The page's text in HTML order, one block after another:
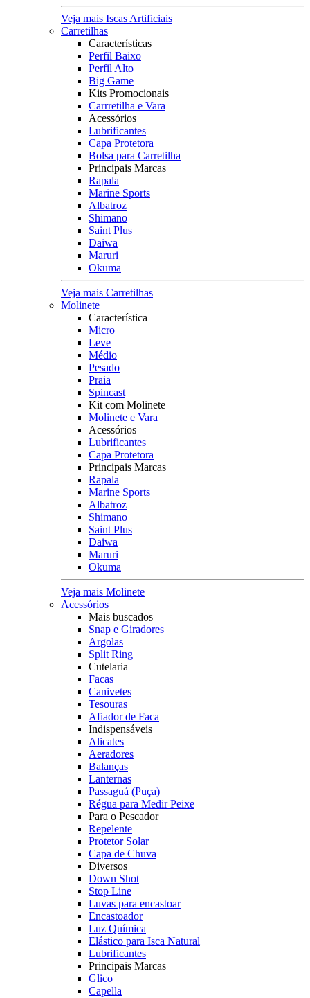
Veja mais Iscas Artificiais
Carretilhas
Características
Perfil Baixo
Perfil Alto
Big Game
Kits Promocionais
Carrretilha e Vara
Acessórios
Lubrificantes
Capa Protetora
Bolsa para Carretilha
Principais Marcas
Rapala
Marine Sports
Albatroz
Shimano
Saint Plus
Daiwa
Maruri
Okuma
Veja mais Carretilhas
Molinete
Característica
Micro
Leve
Médio
Pesado
Praia
Spincast
Kit com Molinete
Molinete e Vara
Acessórios
Lubrificantes
Capa Protetora
Principais Marcas
Rapala
Marine Sports
Albatroz
Shimano
Saint Plus
Daiwa
Maruri
Okuma
Veja mais Molinete
Acessórios
Mais buscados
Snap e Giradores
Argolas
Split Ring
Cutelaria
Facas
Canivetes
Tesouras
Afiador de Faca
Indispensáveis
Alicates
Aeradores
Balanças
Lanternas
Passaguá (Puça)
Régua para Medir Peixe
Para o Pescador
Repelente
Protetor Solar
Capa de Chuva
Diversos
Down Shot
Stop Line
Luvas para encastoar
Encastoador
Luz Química
Elástico para Isca Natural
Lubrificantes
Principais Marcas
Glico
Capella